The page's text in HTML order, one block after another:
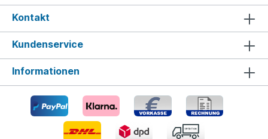
Kontakt
Kundenservice
Informationen